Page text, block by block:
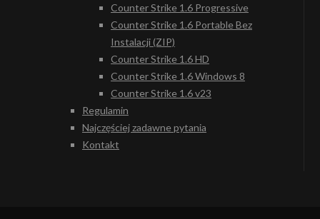
Counter Strike 1.6 Progressive
Counter Strike 1.6 Portable Bez
Instalacji (ZIP)
Counter Strike 1.6 HD
Counter Strike 1.6 Windows 8
Counter Strike 1.6 v23
Regulamin
Najczęściej zadawne pytania
Kontakt